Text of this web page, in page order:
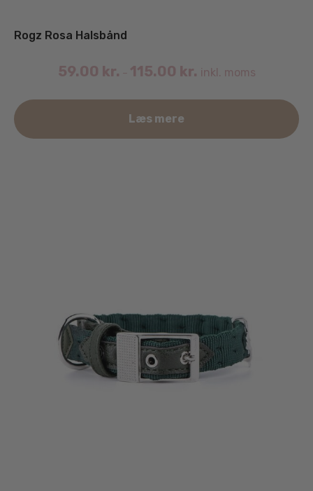
Rogz Rosa Halsbånd
59.00 kr. – 115.00 kr. inkl. moms
Læs mere